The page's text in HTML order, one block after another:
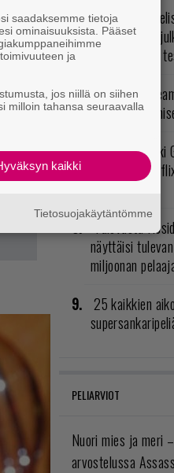
Rakastettu
vuonna 2012
muita osia voi
Loistopeli
kiirettä
Huomio, kaikki
odottajat:
Tulevasta
näyttäisi
miljoonan
25 kaikkien
PELIARVIOT
Nuori mies ja meri –
arvostelussa
saadaksemme tietoja
ominaisuuksista. Pääset
ja
jos niillä on siihen
milloin tahansa seuraavalla
kaikki
Tietosuojakäytäntömme